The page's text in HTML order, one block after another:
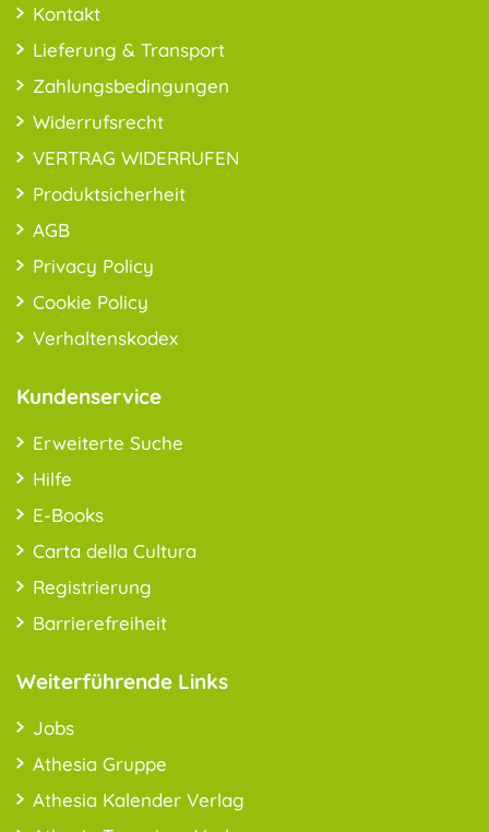
Kontakt
Lieferung & Transport
Zahlungsbedingungen
Widerrufsrecht
VERTRAG WIDERRUFEN
Produktsicherheit
AGB
Privacy Policy
Cookie Policy
Verhaltenskodex
Kundenservice
Erweiterte Suche
Hilfe
E-Books
Carta della Cultura
Registrierung
Barrierefreiheit
Weiterführende Links
Jobs
Athesia Gruppe
Athesia Kalender Verlag